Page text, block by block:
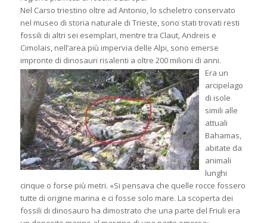
Nel Carso triestino oltre ad Antonio, lo scheletro conservato
nel museo di storia naturale di Trieste, sono stati trovati resti
fossili di altri sei esemplari, mentre tra Claut, Andreis e
Cimolais, nell’area più impervia delle Alpi, sono emerse
impronte di dinosauri risalenti a oltre 200 milioni di anni.
Era un
arcipelago
di isole
simili alle
attuali
Bahamas,
abitate da
animali
lunghi
cinque o forse più metri. «Si pensava che quelle rocce fossero
tutte di origine marina e ci fosse solo mare. La scoperta dei
fossili di dinosauro ha dimostrato che una parte del Friuli era